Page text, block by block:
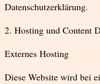
Datenschutzerklärung.
2. Hosting und Content
Externes Hosting
Diese Website wird bei